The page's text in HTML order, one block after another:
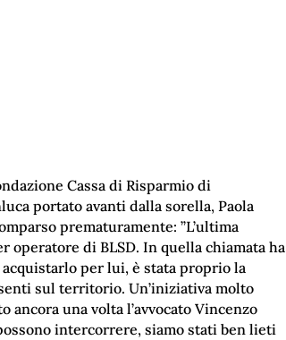
Cassa di Risparmio di
portato avanti dalla sorella, Paola
prematuramente: ”L’ultima
operatore di BLSD. In quella chiamata ha
per lui, è stata proprio la
sul territorio. Un’iniziativa molto
una volta l’avvocato Vincenzo
intercorrere, siamo stati ben lieti